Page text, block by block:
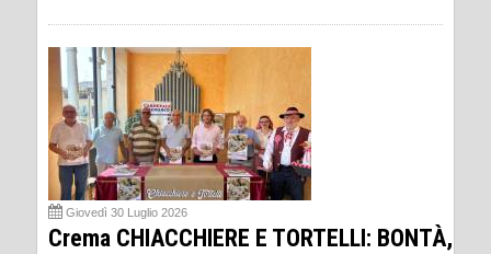
Giovedì 30 Luglio 2026
Crema CHIACCHIERE E TORTELLI: BONTÀ,